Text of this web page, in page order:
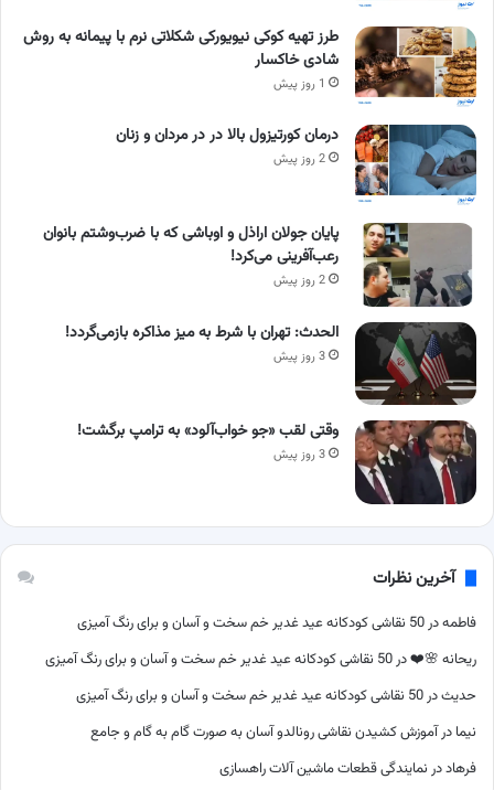
طرز تهیه کوکی نیویورکی شکلاتی نرم با پیمانه به روش
شادی خاکسار
1 روز پیش
درمان کورتیزول بالا در در مردان و زنان
2 روز پیش
پایان جولان اراذل و اوباشی که با ضرب‌وشتم بانوان
رعب‌آفرینی می‌کرد!
2 روز پیش
الحدث: تهران با شرط به میز مذاکره بازمی‌گردد!
3 روز پیش
وقتی لقب «جو خواب‌آلود» به ترامپ برگشت!
3 روز پیش
آخرین نظرات
فاطمهدر 50 نقاشی کودکانه عید غدیر خم سخت و آسان و برای رنگ آمیزی
ریحانه 🌸❤️در 50 نقاشی کودکانه عید غدیر خم سخت و آسان و برای رنگ آمیزی
حدیثدر 50 نقاشی کودکانه عید غدیر خم سخت و آسان و برای رنگ آمیزی
نیما درآموزش کشیدن نقاشی رونالدو آسان به صورت گام به گام و جامع
فرهاددر نمایندگی قطعات ماشین آلات راهسازی